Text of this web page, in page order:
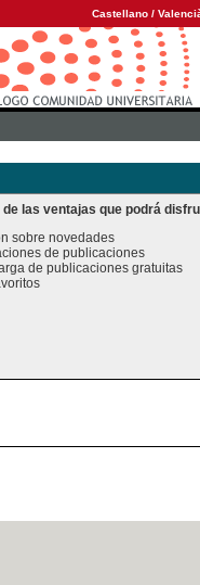
Castellano /
de las ventajas que podrá
sobre novedades
de publicaciones
de publicaciones gratuitas